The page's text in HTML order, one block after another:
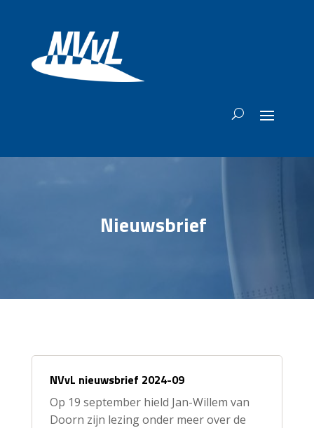
Nieuwsbrief
NVvL nieuwsbrief 2024-09
Op 19 september hield Jan-Willem van
Doorn zijn lezing onder meer over de